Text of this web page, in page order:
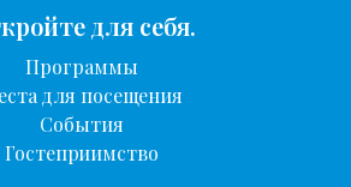
для себя.
Программы
для посещения
События
Гостеприимство